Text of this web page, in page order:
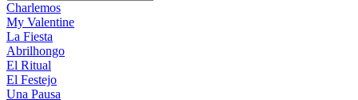
Charlemos
My Valentine
La Fiesta
Abrilhongo
El Ritual
El Festejo
Una Pausa